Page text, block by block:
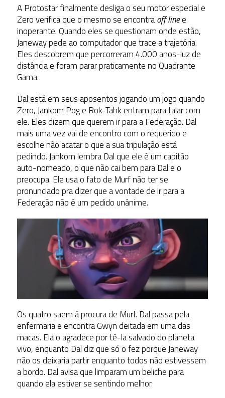
A Protostar finalmente desliga o seu motor especial e
Zero verifica que o mesmo se encontraoff linee
inoperante. Quando eles se questionam onde estão,
Janeway pede ao computador que trace a trajetória.
Eles descobrem que percorreram 4.000 anos-luz de
distância e foram parar praticamente no Quadrante
Gama.
Dal está em seus aposentos jogando um jogo quando
Zero, Jankom Pog e Rok-Tahk entram para falar com
ele. Eles dizem que querem ir para a Federação. Dal
mais uma vez vai de encontro com o requerido e
escolhe não acatar o que a sua tripulação está
pedindo. Jankom lembra Dal que ele é um capitão
auto-nomeado, o que não cai bem para Dal e o
preocupa. Ele usa o fato de Murf não ter se
pronunciado pra dizer que a vontade de ir para a
Federação não é um pedido unânime.
Os quatro saem à procura de Murf. Dal passa pela
enfermaria e encontra Gwyn deitada em uma das
macas. Ela o agradece por tê-la salvado do planeta
vivo, enquanto Dal diz que só o fez porque Janeway
não os deixaria partir enquanto todos não estivessem
a bordo. Dal avisa que limparam um beliche para
quando ela estiver se sentindo melhor.